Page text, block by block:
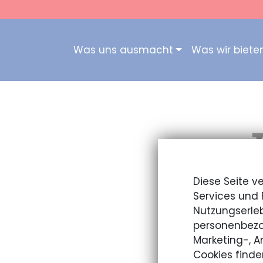
Was uns ausmacht Was wir
Unser
Viele unserer
Diese Seite
Services und
Marketing-,
Cookies